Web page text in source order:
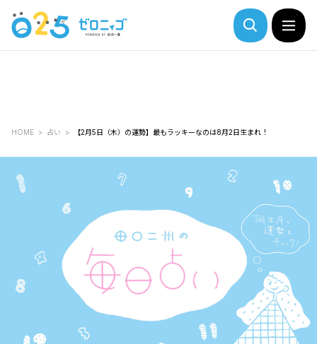
HOME 占い 【2月5日（木）の運勢】最もラッキーなのは8月2日生まれ！